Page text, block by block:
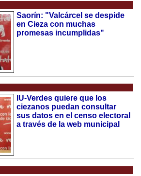
Saorín: "Valcárcel se despide
en Cieza con muchas
promesas incumplidas"
IU-Verdes quiere que los
ciezanos puedan consultar
sus datos en el censo electoral
a través de la web municipal